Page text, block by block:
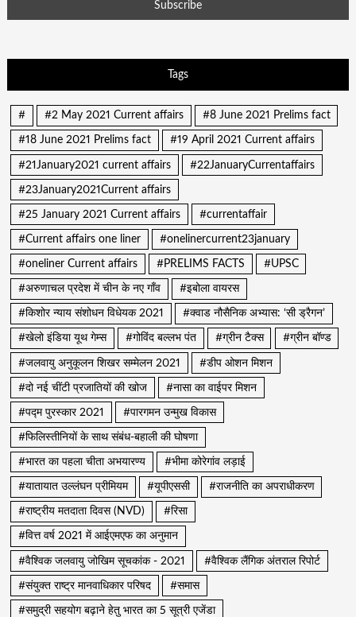
Tags
# #2 May 2021 Current affairs #8 June 2021 Prelims fact
#18 June 2021 Prelims fact #19 April 2021 Current affairs
#21January2021 current affairs #22JanuaryCurrentaffairs
#23January2021Current affairs
#25 January 2021 Current affairs #currentaffair
#Current affairs one liner #onelinercurrent23january
#oneliner Current affairs #PRELIMS FACTS #UPSC
#अरुणाचल प्रदेश में चीन के नए गाँव #इबोला वायरस
#किशोर न्याय संशोधन विधेयक 2021 #क्वाड नौसैनिक अभ्यास: ‘सी ड्रैगन’
#खेलो इंडिया यूथ गेम्स #गोविंद बल्लभ पंत #ग्रीन टैक्स #ग्रीन बॉण्ड
#जलवायु अनुकूलन शिखर सम्मेलन 2021 #डीप ओशन मिशन
#दो नई चींटी प्रजातियों की खोज #नासा का वाईपर मिशन
#पद्म पुरस्कार 2021 #पारगमन उन्मुख विकास
#फिलिस्तीनियों के साथ संबंध-बहाली की घोषणा
#भारत का पहला चीता अभयारण्य #भीमा कोरेगांव लड़ाई
#यातायात उल्लंघन प्रीमियम #यूपीएससी #राजनीति का अपराधीकरण
#राष्ट्रीय मतदाता दिवस (NVD) #रिसा
#वित्त वर्ष 2021 में आईएमएफ का अनुमान
#वैश्विक जलवायु जोखिम सूचकांक - 2021 #वैश्विक लैंगिक अंतराल रिपोर्ट
#संयुक्त राष्ट्र मानवाधिकार परिषद #समास
#समुद्री सहयोग बढ़ाने हेतु भारत का 5 सूत्री एजेंडा